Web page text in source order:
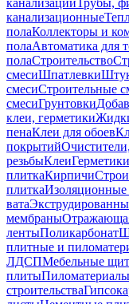
канализацииТрубы,
канализационные
полаКоллекторы и
полаАвтоматика для
полаСтроительство
смесиШпатлевки
смесиСтроительные
смесиГрунтовки
клеи, герметики
пенаКлеи для обоев
покрытий
резьбыКлеи
плиткаКирпичи
плиткаИзоляционные
вата
мембраны
лентыПоликарбонат
плитные и
ЛДСПМебельные
плитыПиломатериалы
строительства